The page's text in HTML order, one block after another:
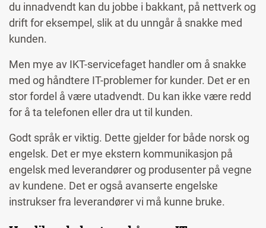
du innadvendt kan du jobbe i bakkant, på nettverk og
drift for eksempel, slik at du unngår å snakke med
kunden.
Men mye av IKT-servicefaget handler om å snakke
med og håndtere IT-problemer for kunder. Det er en
stor fordel å være utadvendt. Du kan ikke være redd
for å ta telefonen eller dra ut til kunden.
Godt språk er viktig. Dette gjelder for både norsk og
engelsk. Det er mye ekstern kommunikasjon på
engelsk med leverandører og produsenter på vegne
av kundene. Det er også avanserte engelske
instrukser fra leverandører vi må kunne bruke.